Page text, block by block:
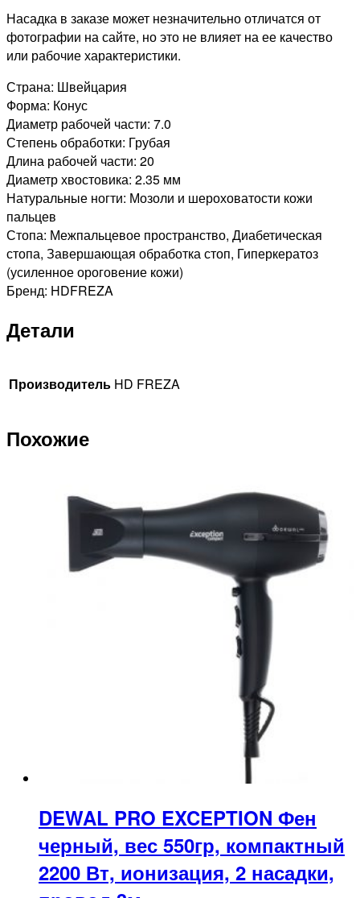
Насадка в заказе может незначительно отличатся от
фотографии на сайте, но это не влияет на ее качество
или рабочие характеристики.
Страна: Швейцария
Форма: Конус
Диаметр рабочей части: 7.0
Степень обработки: Грубая
Длина рабочей части: 20
Диаметр хвостовика: 2.35 мм
Натуральные ногти: Мозоли и шероховатости кожи
пальцев
Стопа: Межпальцевое пространство, Диабетическая
стопа, Завершающая обработка стоп, Гиперкератоз
(усиленное ороговение кожи)
Бренд: HDFREZA
Детали
Производитель HD FREZA
Похожие
DEWAL PRO EXCEPTION Фен
черный, вес 550гр, компактный
2200 Вт, ионизация, 2 насадки,